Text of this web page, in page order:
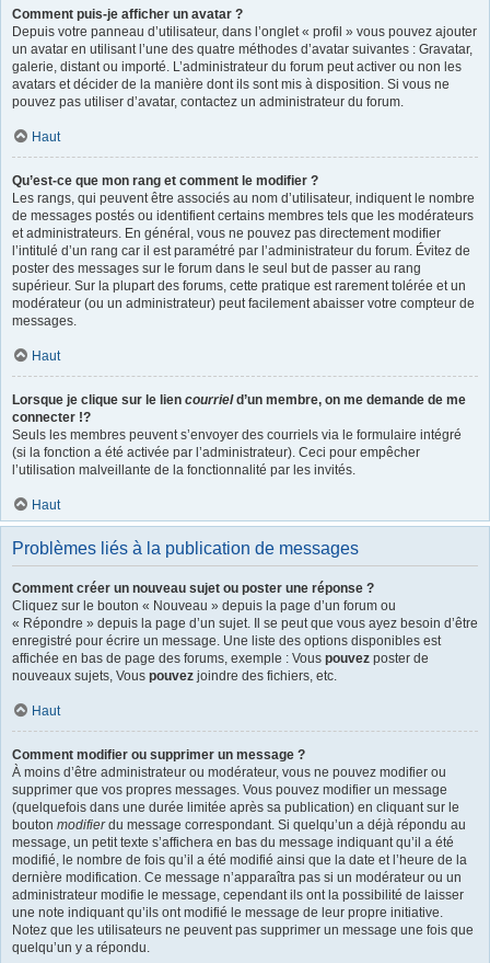
Comment puis-je afficher un avatar ?
Depuis votre panneau d’utilisateur, dans l’onglet « profil » vous pouvez ajouter
un avatar en utilisant l’une des quatre méthodes d’avatar suivantes : Gravatar,
galerie, distant ou importé. L’administrateur du forum peut activer ou non les
avatars et décider de la manière dont ils sont mis à disposition. Si vous ne
pouvez pas utiliser d’avatar, contactez un administrateur du forum.
Haut
Qu’est-ce que mon rang et comment le modifier ?
Les rangs, qui peuvent être associés au nom d’utilisateur, indiquent le nombre
de messages postés ou identifient certains membres tels que les modérateurs
et administrateurs. En général, vous ne pouvez pas directement modifier
l’intitulé d’un rang car il est paramétré par l’administrateur du forum. Évitez de
poster des messages sur le forum dans le seul but de passer au rang
supérieur. Sur la plupart des forums, cette pratique est rarement tolérée et un
modérateur (ou un administrateur) peut facilement abaisser votre compteur de
messages.
Haut
Lorsque je clique sur le lien courrield’un membre, on me demande de me
connecter !?
Seuls les membres peuvent s’envoyer des courriels via le formulaire intégré
(si la fonction a été activée par l’administrateur). Ceci pour empêcher
l’utilisation malveillante de la fonctionnalité par les invités.
Haut
Problèmes liés à la publication de messages
Comment créer un nouveau sujet ou poster une réponse ?
Cliquez sur le bouton « Nouveau » depuis la page d’un forum ou
« Répondre » depuis la page d’un sujet. Il se peut que vous ayez besoin d’être
enregistré pour écrire un message. Une liste des options disponibles est
affichée en bas de page des forums, exemple : Vous pouvez poster de
nouveaux sujets, Vous pouvez joindre des fichiers, etc.
Haut
Comment modifier ou supprimer un message ?
À moins d’être administrateur ou modérateur, vous ne pouvez modifier ou
supprimer que vos propres messages. Vous pouvez modifier un message
(quelquefois dans une durée limitée après sa publication) en cliquant sur le
bouton modifierdu message correspondant. Si quelqu’un a déjà répondu au
message, un petit texte s’affichera en bas du message indiquant qu’il a été
modifié, le nombre de fois qu’il a été modifié ainsi que la date et l’heure de la
dernière modification. Ce message n’apparaîtra pas si un modérateur ou un
administrateur modifie le message, cependant ils ont la possibilité de laisser
une note indiquant qu’ils ont modifié le message de leur propre initiative.
Notez que les utilisateurs ne peuvent pas supprimer un message une fois que
quelqu’un y a répondu.